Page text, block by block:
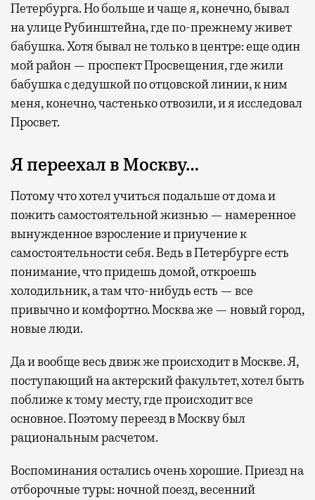
Петербурга. Но больше и чаще я, конечно, бывал
на улице Рубинштейна, где по-прежнему живет
бабушка. Хотя бывал не только в центре: еще один
мой район — проспект Просвещения, где жили
бабушка с дедушкой по отцовской линии, к ним
меня, конечно, частенько отвозили, и я исследовал
Просвет.
Я переехал в Москву…
Потому что хотел учиться подальше от дома и
пожить самостоятельной жизнью — намеренное
вынужденное взросление и приучение к
самостоятельности себя. Ведь в Петербурге есть
понимание, что придешь домой, откроешь
холодильник, а там что-нибудь есть — все
привычно и комфортно. Москва же — новый город,
новые люди.
Да и вообще весь движ же происходит в Москве. Я,
поступающий на актерский факультет, хотел быть
поближе к тому месту, где происходит все
основное. Поэтому переезд в Москву был
рациональным расчетом.
Воспоминания остались очень хорошие. Приезд на
отборочные туры: ночной поезд, весенний